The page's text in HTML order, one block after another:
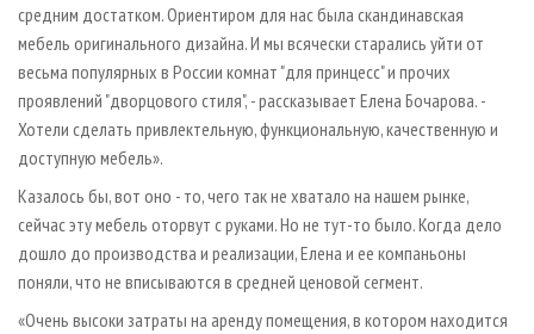
средним достатком. Ориентиром для нас была скандинавская
мебель оригинального дизайна. И мы всячески старались уйти от
весьма популярных в России комнат "для принцесс" и прочих
проявлений "дворцового стиля", - рассказывает Елена Бочарова. -
Хотели сделать привлектельную, функциональную, качественную и
доступную мебель».
Казалось бы, вот оно - то, чего так не хватало на нашем рынке,
сейчас эту мебель оторвут с руками. Но не тут-то было. Когда дело
дошло до производства и реализации, Елена и ее компаньоны
поняли, что не вписываются в средней ценовой сегмент.
«Очень высоки затраты на аренду помещения, в котором находится